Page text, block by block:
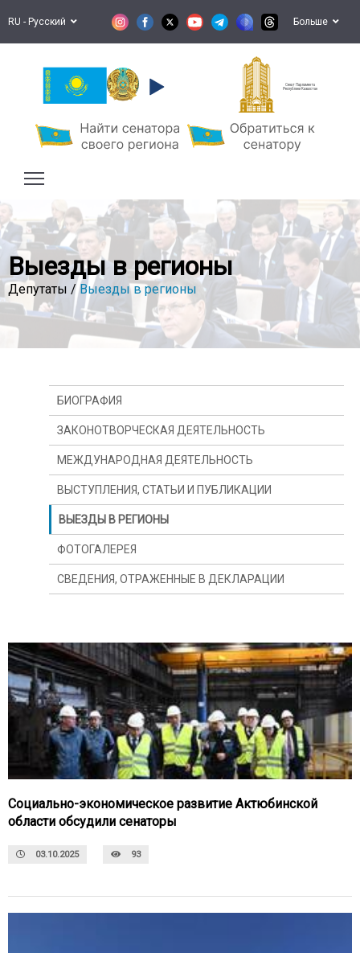
RU - Русский Больше
Сенат Парламента
Республики Казахстан
Выезды в регионы
Депутаты /Выезды в регионы
Социально-экономическое развитие Актюбинской
области обсудили сенаторы
03.10.2025 93
БИОГРАФИЯ
ЗАКОНОТВОРЧЕСКАЯ ДЕЯТЕЛЬНОСТЬ
МЕЖДУНАРОДНАЯ ДЕЯТЕЛЬНОСТЬ
ВЫСТУПЛЕНИЯ, СТАТЬИ И ПУБЛИКАЦИИ
ВЫЕЗДЫ В РЕГИОНЫ
ФОТОГАЛЕРЕЯ
СВЕДЕНИЯ, ОТРАЖЕННЫЕ В ДЕКЛАРАЦИИ